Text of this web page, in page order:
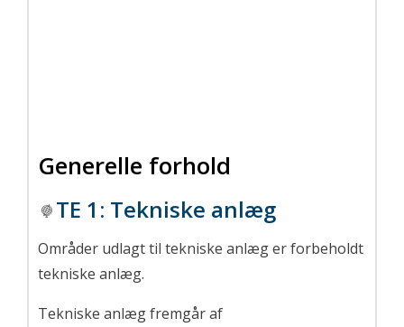
Generelle forhold
TE 1 : Tekniske anlæg
Områder udlagt til tekniske anlæg er forbeholdt
tekniske anlæg.
Tekniske anlæg fremgår af